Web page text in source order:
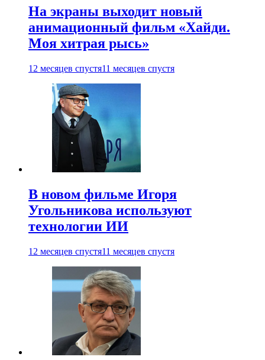
На экраны выходит новый
анимационный фильм «Хайди.
Моя хитрая рысь»
12 месяцев спустя11 месяцев спустя
В новом фильме Игоря
Угольникова используют
технологии ИИ
12 месяцев спустя11 месяцев спустя